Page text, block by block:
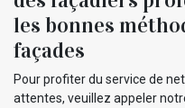
les bonnes
façades
Pour profiter du service de
attentes, veuillez appeler